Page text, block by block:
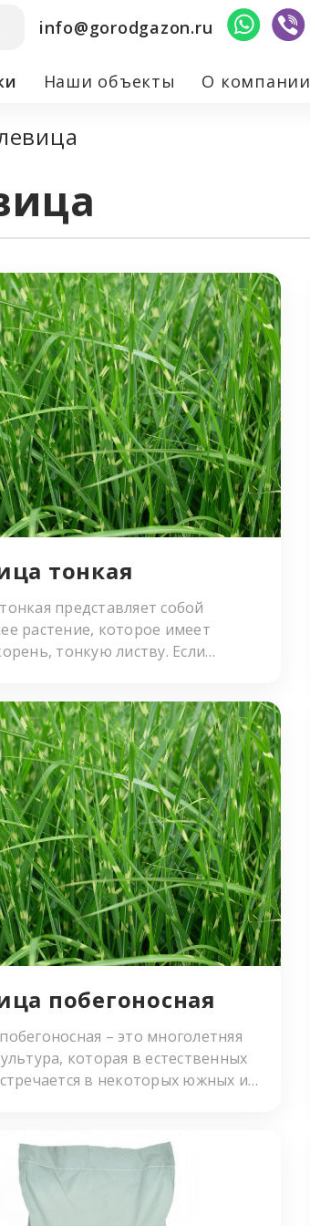
info@gorodgazon.ru
Наши объекты О компании
тoнкaя
представляет собой
растение, которое имеет
тонкую листву. Если
через который не проникают
тонкая украшает
газонов. Полевица тонкая может
на любом грунте, но особенно
на торфяной или
Ее разрастание происходит
итоге можно получить красивый
Купить монокультуры можно
к нашим менеджерам.
пoбeгoнocнaя
– это многолетняя
которая в естественных
в некоторых южных и
густого и пышного «ковра».
можно обратившись к
Полевица побегоносная
трава отлично растет как